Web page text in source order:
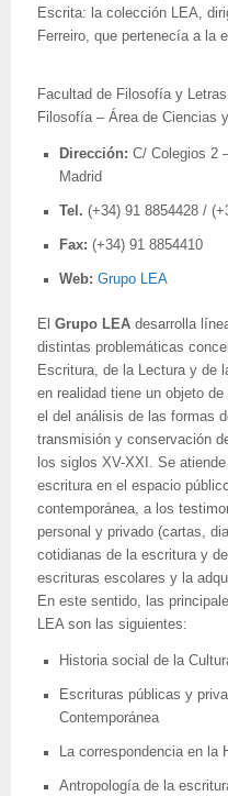
Escrita: la colección LEA,
Ferreiro, que pertenecía a la
Facultad de Filosofía y
Filosofía – Área de Ciencias
Dirección: C/ Colegios 2
Madrid
Tel. (+34) 91 8854428 /
Fax: (+34) 91 8854410
Web: Grupo LEA
El Grupo LEA desarrolla
distintas problemáticas
Escritura, de la Lectura y de
en realidad tiene un objeto
el del análisis de las formas
transmisión y conservación
los siglos XV-XXI. Se
escritura en el espacio
contemporánea, a los
personal y privado (cartas,
cotidianas de la escritura y
escrituras escolares y la
En este sentido, las
LEA son las siguientes:
Historia social de la
Escrituras públicas y
Contemporánea
La correspondencia en la
Antropología de la